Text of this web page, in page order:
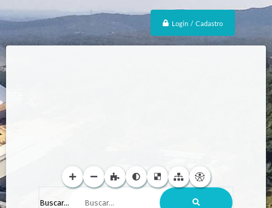
Login / Cadastro
Buscar...